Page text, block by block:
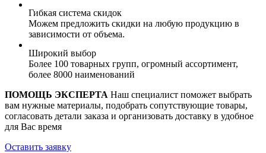
Гибкая система скидок
Можем предложить скидки на любую продукцию в
зависимости от объема.
Широкий выбор
Более 100 товарных групп, огромный ассортимент,
более 8000 наименований
ПОМОЩЬ ЭКСПЕРТА Наш специалист поможет выбрать
вам нужные материалы, подобрать сопутствующие товары,
согласовать детали заказа и организовать доставку в удобное
для Вас время
Оставить заявку